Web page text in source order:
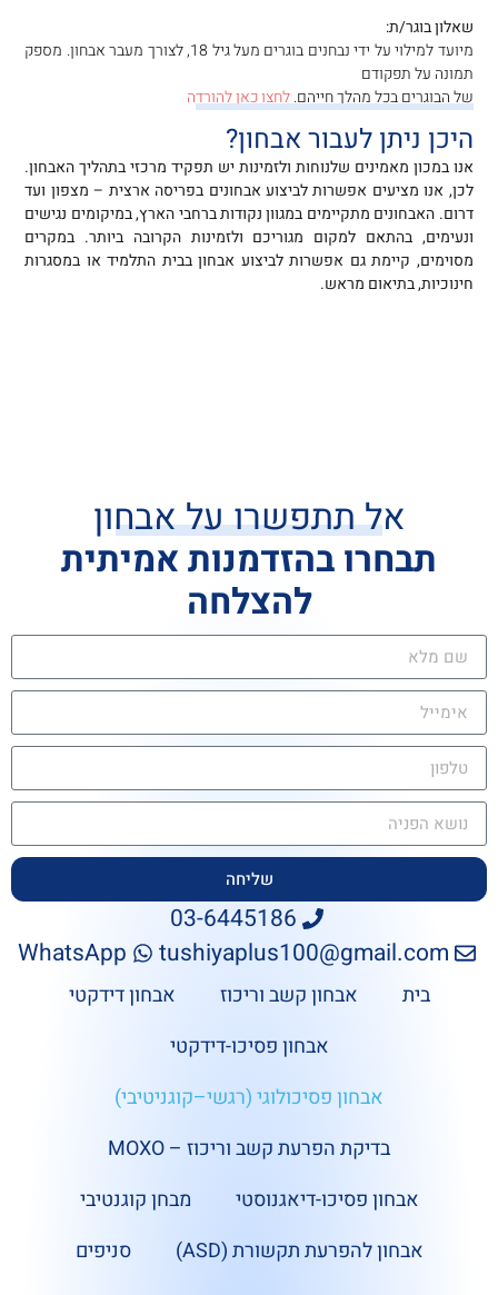
שאלון בוגר/ת:
מיועד למילוי על ידי נבחנים בוגרים מעל גיל 18, לצורך מעבר אבחון. מספק
תמונה על תפקודם
של הבוגרים בכל מהלך חייהם.לחצו כאן להורדה
היכן ניתן לעבור אבחון?
אנו במכון מאמינים שלנוחות ולזמינות יש תפקיד מרכזי בתהליך האבחון.
לכן, אנו מציעים אפשרות לביצועאבחונים בפריסה ארצית – מצפון ועד
דרום.האבחונים מתקיימים במגוון נקודות ברחבי הארץ, במיקומים נגישים
ונעימים, בהתאם למקום מגוריכם ולזמינות הקרובה ביותר. במקרים
מסוימים, קיימת גם אפשרות לביצוע אבחון בבית התלמיד או במסגרות
חינוכיות, בתיאום מראש.
אל תתפשרו על אבחון
תבחרו בהזדמנות אמיתית
להצלחה
שליחה
03-6445186
tushiyaplus100@gmail.com
WhatsApp
בית אבחון קשב וריכוז
אבחון דידקטי
אבחון פסיכו-דידקטי
אבחון פסיכולוגי (רגשי–קוגניטיבי)
בדיקת הפרעת קשב וריכוז – MOXO
אבחון פסיכו-דיאגנוסטי
מבחן קוגנטיבי
אבחון להפרעת תקשורת (ASD)
סניפים